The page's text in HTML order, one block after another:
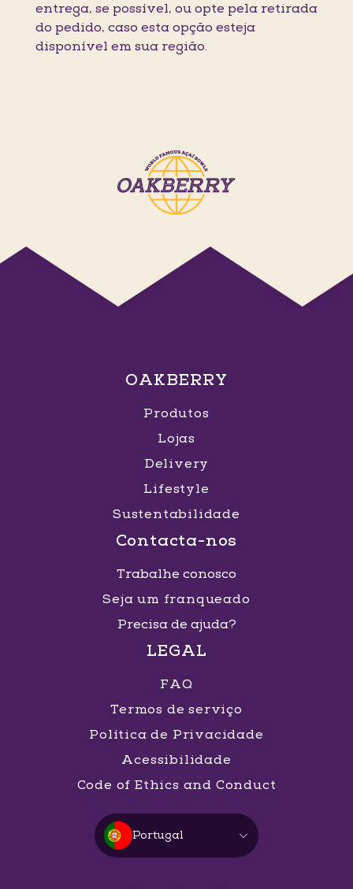
entrega, se possível, ou opte pela retirada
do pedido, caso esta opção esteja
disponível em sua região.
OAKBERRY
Produtos
Lojas
Delivery
Lifestyle
Sustentabilidade
Contacta-nos
Trabalhe conosco
Seja um franqueado
Precisa de ajuda?
LEGAL
FAQ
Termos de serviço
Política de Privacidade
Acessibilidade
Code of Ethics and Conduct
Portugal